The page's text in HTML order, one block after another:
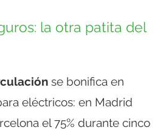
la otra patita del
se bonifica en
eléctricos: en Madrid
el 75% durante cinco